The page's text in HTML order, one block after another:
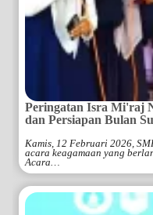
Peringatan Isra Mi'raj
dan Persiapan Bulan
Kamis, 12 Februari 2026,
acara keagamaan yang
Acara…